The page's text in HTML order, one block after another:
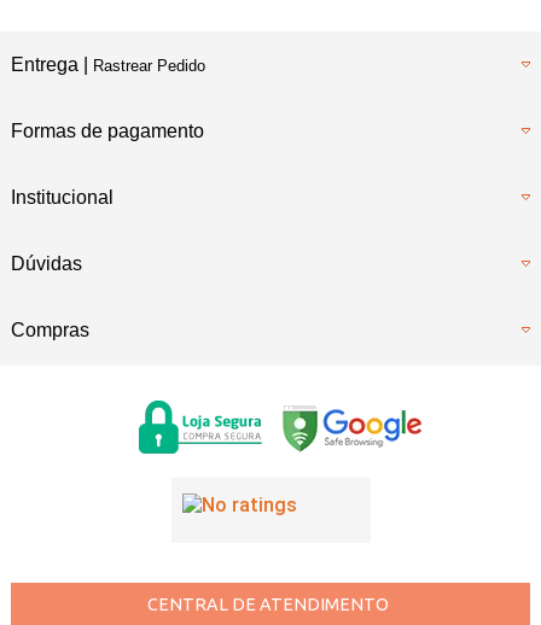
Entrega | Rastrear Pedido
Formas de pagamento
Institucional
Dúvidas
Compras
CENTRAL DE ATENDIMENTO